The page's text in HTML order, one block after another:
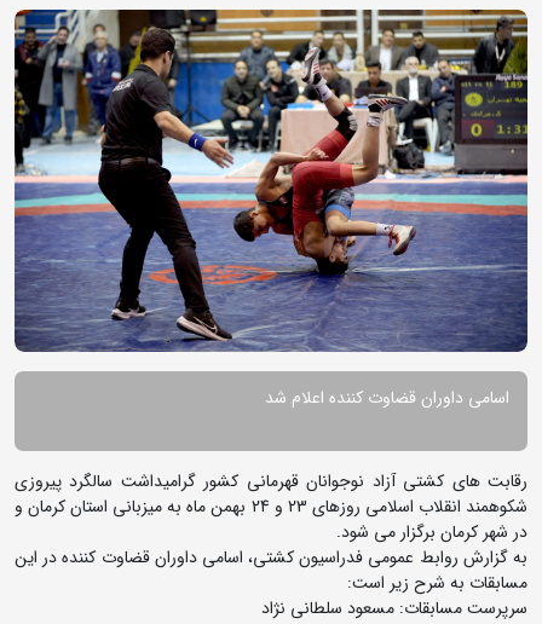
اسامی داوران قضاوت کننده اعلام شد
رقابت های کشتی آزاد نوجوانان قهرمانی کشور گرامیداشت سالگرد پیروزی
شکوهمند انقلاب اسلامی روزهای 23 و 24 بهمن ماه به میزبانی استان کرمان و
در شهر کرمان برگزار می شود.
به گزارش روابط عمومی فدراسیون کشتی، اسامی داوران قضاوت کننده در این
مسابقات به شرح زیر است:
سرپرست مسابقات: مسعود سلطانی نژاد